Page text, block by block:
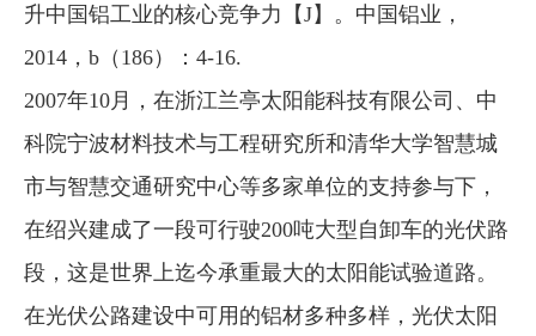
升中国铝工业的核心竞争力【J】。中国铝业，
2014，b（186）：4-16.
2007年10月，在浙江兰亭太阳能科技有限公司、中
科院宁波材料技术与工程研究所和清华大学智慧城
市与智慧交通研究中心等多家单位的支持参与下，
在绍兴建成了一段可行驶200吨大型自卸车的光伏路
段，这是世界上迄今承重最大的太阳能试验道路。
在光伏公路建设中可用的铝材多种多样，光伏太阳